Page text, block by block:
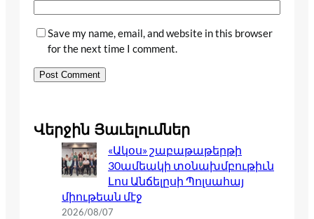
Save my name, email, and website in this browser
for the next time I comment.
Վերջին Յաւելումներ
«Ակօս» շաբաթաթերթի
30ամեակի տօնախմբութիւն
Լոս Անճելըսի Պոլսահայ
միութեան մէջ
2026/08/07